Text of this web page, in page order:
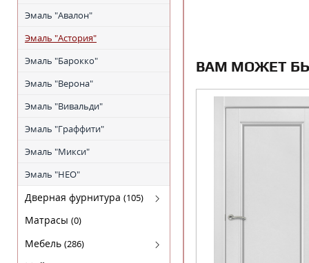
Эмаль "Авалон"
Эмаль "Астория"
Эмаль "Барокко"
Эмаль "Верона"
Эмаль "Вивальди"
Эмаль "Граффити"
Эмаль "Микси"
Эмаль "НЕО"
Дверная фурнитура (105)
Arni (Арни)
Arni Lux
Матрасы (0)
Мебель (286)
ВАМ МОЖЕТ